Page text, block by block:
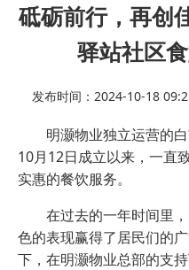
砥砺前行，再
驿站社区
发布时间：2024-10-18
明灏物业独立运营的
10月12日成立以来，一直
实惠的餐饮服务。
在过去的一年时间里
色的表现赢得了居民们的
下，在明灏物业总部的支